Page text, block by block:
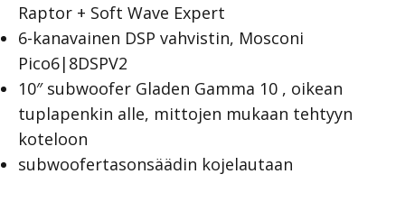
Raptor + Soft Wave Expert
6-kanavainen DSP vahvistin, Mosconi
Pico6|8DSPV2
10″ subwoofer Gladen Gamma 10 , oikean
tuplapenkin alle, mittojen mukaan tehtyyn
koteloon
subwoofertasonsäädin kojelautaan